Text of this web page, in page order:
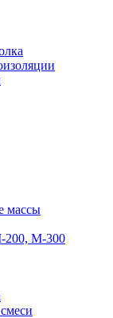
массы
200, М-300